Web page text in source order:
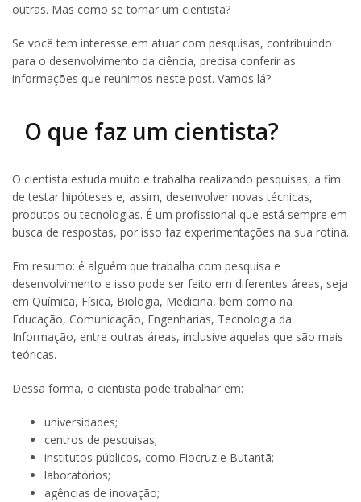
outras. Mas como se tornar um cientista?
Se você tem interesse em atuar com pesquisas, contribuindo
para o desenvolvimento da ciência, precisa conferir as
informações que reunimos neste post. Vamos lá?
O que faz um cientista?
O cientista estuda muito e trabalha realizando pesquisas, a fim
de testar hipóteses e, assim, desenvolver novas técnicas,
produtos ou tecnologias. É um profissional que está sempre em
busca de respostas, por isso faz experimentações na sua rotina.
Em resumo: é alguém que trabalha com pesquisa e
desenvolvimento e isso pode ser feito em diferentes áreas, seja
em Química, Física, Biologia, Medicina, bem como na
Educação, Comunicação, Engenharias, Tecnologia da
Informação, entre outras áreas, inclusive aquelas que são mais
teóricas.
Dessa forma, o cientista pode trabalhar em:
universidades;
centros de pesquisas;
institutos públicos, como Fiocruz e Butantã;
laboratórios;
agências de inovação;